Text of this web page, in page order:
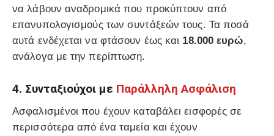
να λάβουν αναδρομικά που προκύπτουν από
επανυπολογισμούς των συντάξεών τους. Τα ποσά
αυτά ενδέχεται να φτάσουν έως και 18.000 ευρώ,
ανάλογα με την περίπτωση.
4. Συνταξιούχοι με Παράλληλη Ασφάλιση
Ασφαλισμένοι που έχουν καταβάλει εισφορές σε
περισσότερα από ένα ταμεία και έχουν